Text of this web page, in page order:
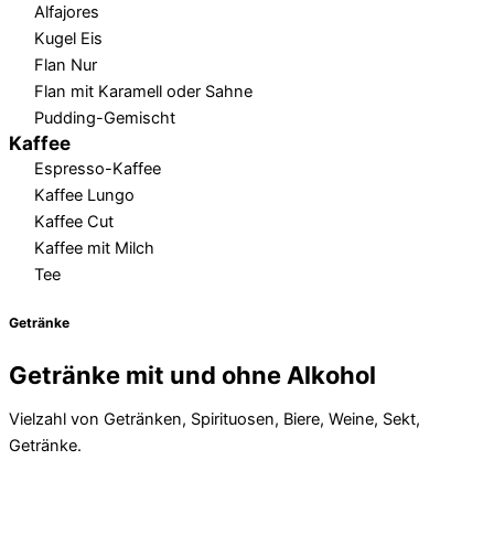
Alfajores
Kugel Eis
Flan Nur
Flan mit Karamell oder Sahne
Pudding-Gemischt
Kaffee
Espresso-Kaffee
Kaffee Lungo
Kaffee Cut
Kaffee mit Milch
Tee
Getränke
Getränke mit und ohne Alkohol
Vielzahl von Getränken, Spirituosen, Biere, Weine, Sekt,
Getränke.